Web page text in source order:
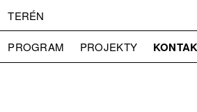
TERÉN
PROGRAM PROJEKTY